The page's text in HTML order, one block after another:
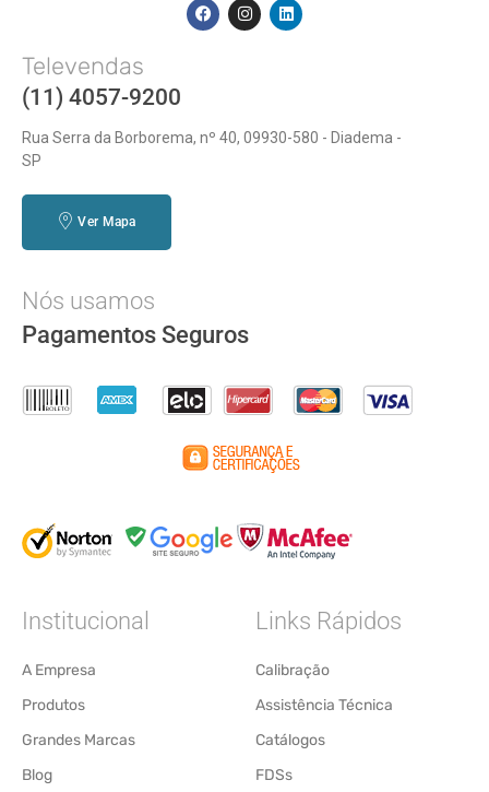
Televendas
(11) 4057-9200
Rua Serra da Borborema, nº 40, 09930-580 - Diadema -
SP
Ver Mapa
Nós usamos
Pagamentos Seguros
Institucional
A Empresa
Produtos
Grandes Marcas
Blog
Links Rápidos
Calibração
Assistência Técnica
Catálogos
FDSs